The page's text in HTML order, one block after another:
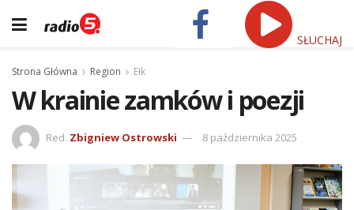
SŁUCHAJ
Strona Główna Region Ełk
W krainie zamków i poezji
Red. Zbigniew Ostrowski 8 października 2025